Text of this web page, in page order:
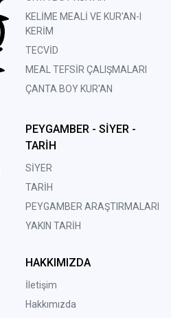
KELİME MEALİ VE KUR'AN-I
KERİM
TECVİD
MEAL TEFSİR ÇALIŞMALARI
ÇANTA BOY KUR'AN
PEYGAMBER - SİYER -
TARİH
SİYER
TARİH
PEYGAMBER ARAŞTIRMALARI
YAKIN TARİH
HAKKIMIZDA
İletişim
Hakkımızda